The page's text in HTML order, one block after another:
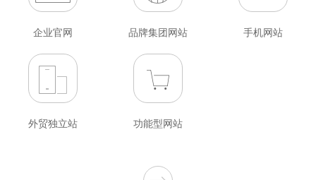
企业官网 品牌集团网站 手机网站
外贸独立站 功能型网站